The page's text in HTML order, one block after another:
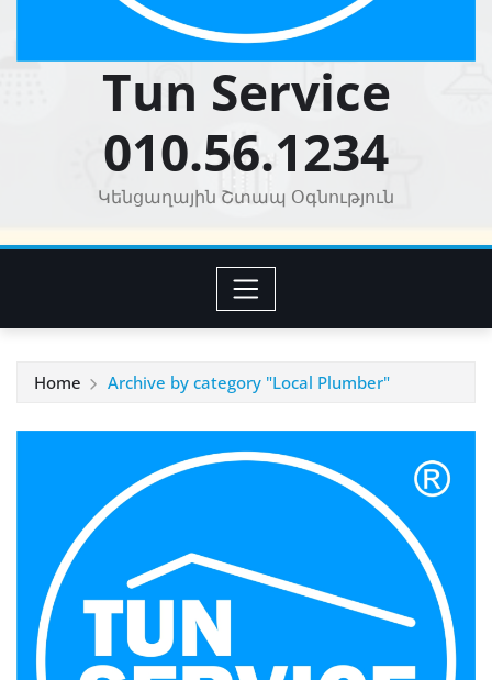
Tun Service
010.56.1234
Կենցաղային Շտապ Օգնություն
Home Archive by category "Local Plumber"